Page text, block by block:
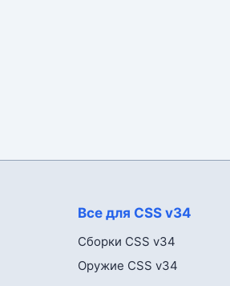
Все для CSS v34
Сборки CSS v34
Оружие CSS v34